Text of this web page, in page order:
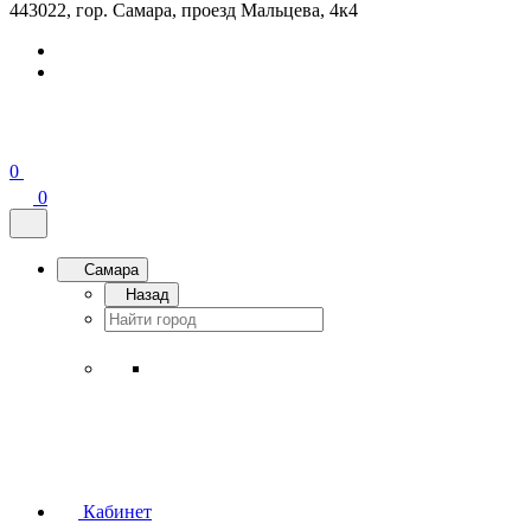
443022, гор. Самара, проезд Мальцева, 4к4
0
0
Самара
Назад
Кабинет